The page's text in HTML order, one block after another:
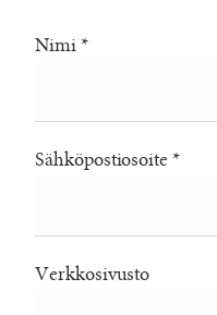
Nimi *
Sähköpostiosoite *
Verkkosivusto